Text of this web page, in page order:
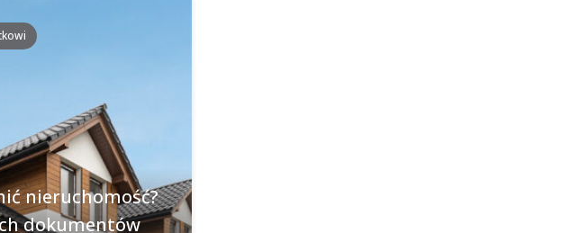
nieruchomość?
dokumentów